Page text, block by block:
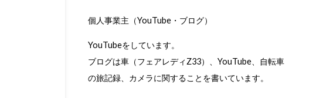
個人事業主（YouTube・ブログ）
YouTubeをしています。
ブログは車（フェアレディZ33）、YouTube、自転車
の旅記録、カメラに関することを書いています。